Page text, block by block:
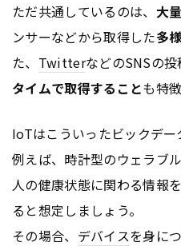
ただ共通しているのは、 大
ンサーなどから取得した多
た、 TwitterなどのSNSの
タイムで取得することも特
IoTはこういったビックデー
例えば、時計型のウェラブル
人の健康状態に関わる情報
ると想定しましょう。
その場合、 デバイスを身に